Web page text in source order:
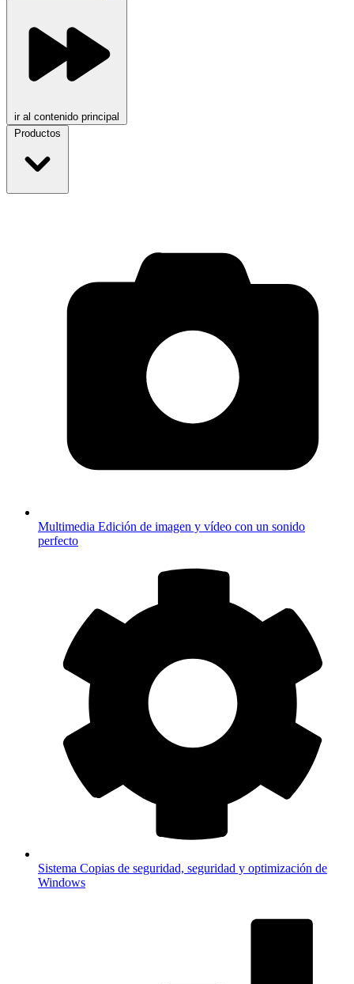
ir al contenido principal
Productos
Multimedia Edición de imagen y vídeo con un sonido
perfecto
Sistema Copias de seguridad, seguridad y optimización de
Windows